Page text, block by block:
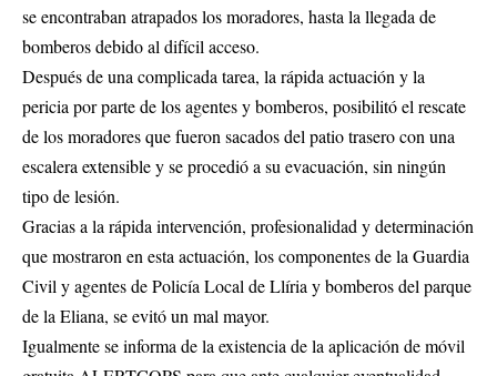
se encontraban atrapados los moradores, hasta la llegada de
bomberos debido al difícil acceso.
Después de una complicada tarea, la rápida actuación y la
pericia por parte de los agentes y bomberos, posibilitó el rescate
de los moradores que fueron sacados del patio trasero con una
escalera extensible y se procedió a su evacuación, sin ningún
tipo de lesión.
Gracias a la rápida intervención, profesionalidad y determinación
que mostraron en esta actuación, los componentes de la Guardia
Civil y agentes de Policía Local de Llíria y bomberos del parque
de la Eliana, se evitó un mal mayor.
Igualmente se informa de la existencia de la aplicación de móvil